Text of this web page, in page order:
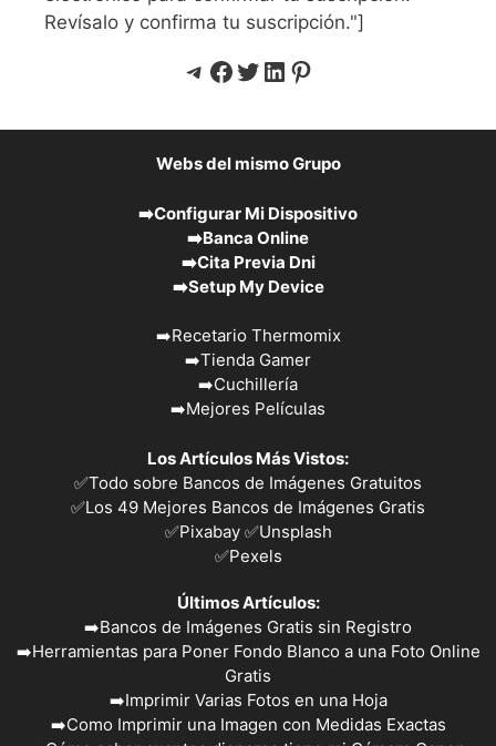
Revísalo y confirma tu suscripción."]
Telegram
Facebook
Twitter
LinkedIn
Pinterest
Webs del mismo Grupo
➡️Configurar Mi Dispositivo
➡️Banca Online
➡️Cita Previa Dni
➡️Setup My Device
➡️Recetario Thermomix
➡️Tienda Gamer
➡️Cuchillería
➡️Mejores Películas
Los Artículos Más Vistos:
✅Todo sobre Bancos de Imágenes Gratuitos
✅Los 49 Mejores Bancos de Imágenes Gratis
✅Pixabay ✅Unsplash
✅Pexels
Últimos Artículos:
➡️Bancos de Imágenes Gratis sin Registro
➡️Herramientas para Poner Fondo Blanco a una Foto Online
Gratis
➡️Imprimir Varias Fotos en una Hoja
➡️Como Imprimir una Imagen con Medidas Exactas